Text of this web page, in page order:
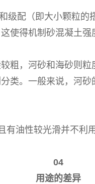
级配（即大小颗粒
使得机制砂混凝土强
粗，河砂和海砂则
类。一般来说，河
油性较光滑并不利用
04
用途的差异